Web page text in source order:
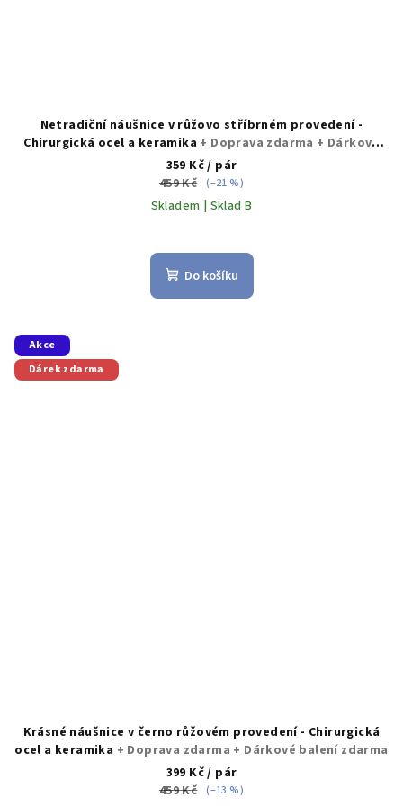
Netradiční náušnice v růžovo stříbrném provedení -
Chirurgická ocel a keramika + Doprava zdarma + Dárkové
balení zdarma
359 Kč/ pár
459 Kč (–21 %)
Skladem | Sklad B
hodnocení
produktu
Do košíku
Akce
Dárek zdarma
Krásné náušnice v černo růžovém provedení - Chirurgická
ocel a keramika + Doprava zdarma + Dárkové balení zdarma
399 Kč/ pár
459 Kč (–13 %)